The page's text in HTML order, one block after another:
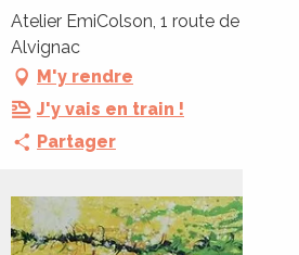
Atelier EmiColson, 1 route de
Alvignac
M'y rendre
J'y vais en train !
Partager